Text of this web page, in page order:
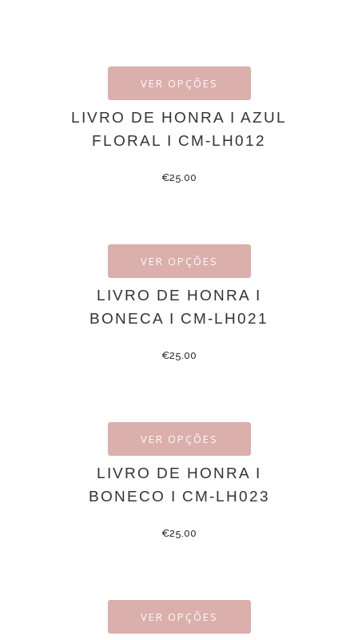
VER OPÇÕES
LIVRO DE HONRA I AZUL
FLORAL I CM-LH012
€25.00
VER OPÇÕES
LIVRO DE HONRA I
BONECA I CM-LH021
€25.00
VER OPÇÕES
LIVRO DE HONRA I
BONECO I CM-LH023
€25.00
VER OPÇÕES